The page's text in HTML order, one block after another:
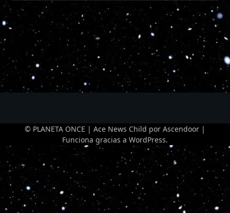
© PLANETA ONCE | Ace News Child por Ascendoor |
Funciona gracias a WordPress.
Optimized by Seraphinite Accelerator
Turns on site high speed to be attractive for people and search engines.